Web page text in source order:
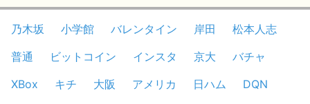
乃木坂 小学館 バレンタイン 岸田
松本人志
普通
ビットコイン インスタ 京大
バチャ
XBox
キチ 大阪 アメリカ 日ハム
DQN